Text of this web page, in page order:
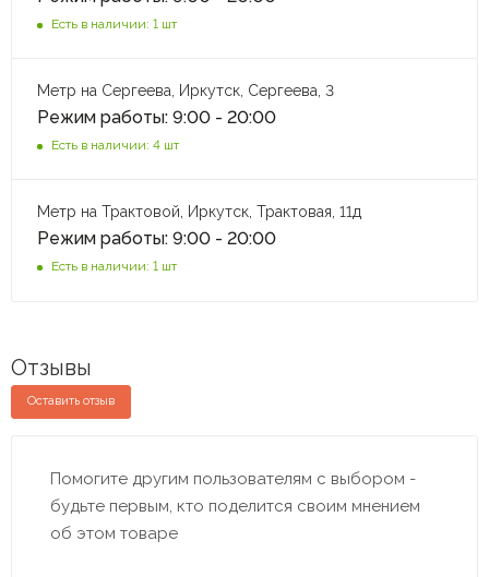
Есть в наличии: 1 шт
Метр на Сергеева, Иркутск, Сергеева, 3
Режим работы: 9:00 - 20:00
Есть в наличии: 4 шт
Метр на Трактовой, Иркутск, Трактовая, 11д
Режим работы: 9:00 - 20:00
Есть в наличии: 1 шт
Отзывы
Оставить отзыв
Помогите другим пользователям с выбором -
будьте первым, кто поделится своим мнением
об этом товаре